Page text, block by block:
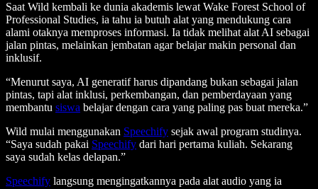
Saat Wild kembali ke dunia akademis lewat Wake Forest School of
Professional Studies, ia tahu ia butuh alat yang mendukung cara
alami otaknya memproses informasi. Ia tidak melihat alat AI sebagai
jalan pintas, melainkan jembatan agar belajar makin personal dan
inklusif.
“Menurut saya, AI generatif harus dipandang bukan sebagai jalan
pintas, tapi alat inklusi, perkembangan, dan pemberdayaan yang
membantu siswa belajar dengan cara yang paling pas buat mereka.”
Wild mulai menggunakan Speechify sejak awal program studinya.
“Saya sudah pakai Speechify dari hari pertama kuliah. Sekarang
saya sudah kelas delapan.”
Speechify langsung mengingatkannya pada alat audio yang ia